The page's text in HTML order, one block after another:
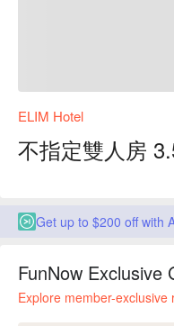
ELIM Hotel
不指定雙人房
Get up to $200 off with
FunNow Exclusive
Explore member-exclusive